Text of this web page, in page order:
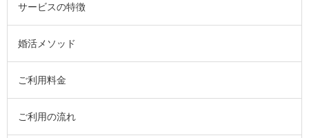
サービスの特徴
婚活メソッド
ご利用料金
ご利用の流れ